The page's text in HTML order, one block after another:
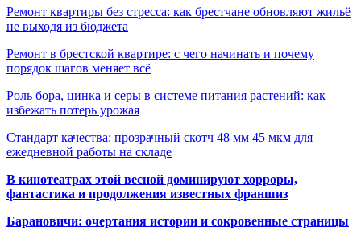
Ремонт квартиры без стресса: как брестчане обновляют жильё
не выходя из бюджета
Ремонт в брестской квартире: с чего начинать и почему
порядок шагов меняет всё
Роль бора, цинка и серы в системе питания растений: как
избежать потерь урожая
Стандарт качества: прозрачный скотч 48 мм 45 мкм для
ежедневной работы на складе
В кинотеатрах этой весной доминируют хорроры,
фантастика и продолжения известных франшиз
Барановичи: очертания истории и сокровенные страницы